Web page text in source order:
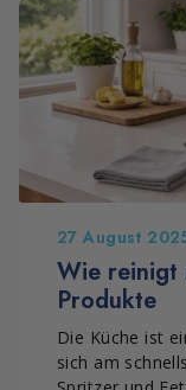
In dieser
sauber zu
Material die
27 August
Wie reinigt
Produkte
Die Küche ist
sich am